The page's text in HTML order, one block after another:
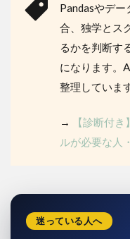
Pandasやデ
合、独学とス
るかを判断す
になります。
整理していま
→
【診断付
ルが必要な人
迷っている人へ